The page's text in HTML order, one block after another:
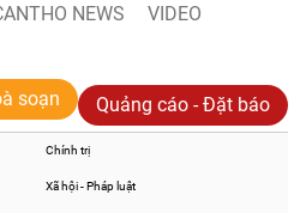
NEWS
VIDEO
soạn Quảng cáo - Đặt báo
Chính trị
Xã hội - Pháp luật